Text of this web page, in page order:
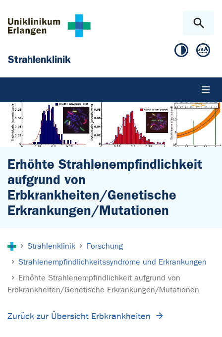
Strahlenklinik
Erhöhte Strahlenempfindlichkeit
aufgrund von
Erbkrankheiten/Genetische
Erkrankungen/Mutationen
Strahlenklinik
Forschung
Strahlenempfindlichkeitssyndrome und Erkrankungen
Erhöhte Strahlenempfindlichkeit aufgrund von
Erbkrankheiten/Genetische Erkrankungen/Mutationen
Zurück zur Übersicht Erbkrankheiten